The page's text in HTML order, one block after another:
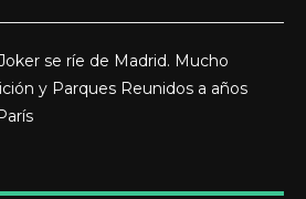
se ríe de Madrid. Mucho
y Parques Reunidos a años